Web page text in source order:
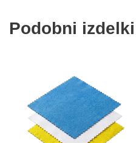
Podobni izdelki